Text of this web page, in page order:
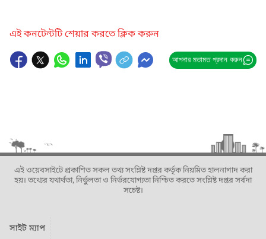
এই কনটেন্টটি শেয়ার করতে ক্লিক করুন
আপনার মতামত প্রদান করুন
এই ওয়েবসাইটে প্রকাশিত সকল তথ্য সংশ্লিষ্ট দপ্তর কর্তৃক নিয়মিত হালনাগাদ করা
হয়। তথ্যের যথার্থতা, নির্ভুলতা ও নির্ভরযোগ্যতা নিশ্চিত করতে সংশ্লিষ্ট দপ্তর সর্বদা
সচেষ্ট।
সাইট ম্যাপ